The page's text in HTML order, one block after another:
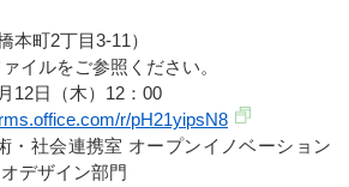
本町2丁目3-11）
イルをご参照ください。
12日（木）12：00
r/pH21yipsN8
・社会連携室 オープンイノベーション
デザイン部門